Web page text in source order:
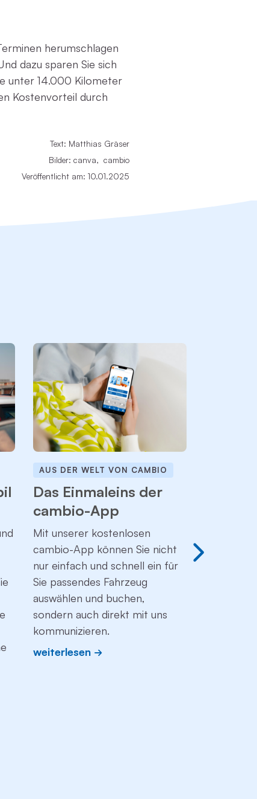
herumschlagen
dazu sparen Sie sich
unter 14.000 Kilometer
Kostenvorteil durch
Text: Matthias Gräser
Bilder: canva, cambio
Veröffentlicht am: 10.01.2025
AUS DER WELT VON CAMBIO
Das Einmaleins der
cambio-App
Mit unserer kostenlosen
cambio-App können Sie nicht
nur einfach und schnell ein für
Sie passendes Fahrzeug
auswählen und buchen,
sondern auch direkt mit uns
kommunizieren.
weiterlesen